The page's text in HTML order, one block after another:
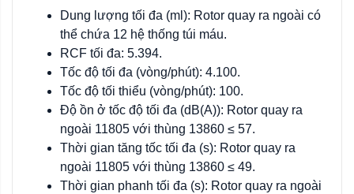
Dung lượng tối đa (ml): Rotor quay ra ngoài có
thể chứa 12 hệ thống túi máu.
RCF tối đa: 5.394.
Tốc độ tối đa (vòng/phút): 4.100.
Tốc độ tối thiểu (vòng/phút): 100.
Độ ồn ở tốc độ tối đa (dB(A)): Rotor quay ra
ngoài 11805 với thùng 13860 ≤ 57.
Thời gian tăng tốc tối đa (s): Rotor quay ra
ngoài 11805 với thùng 13860 ≤ 49.
Thời gian phanh tối đa (s): Rotor quay ra ngoài